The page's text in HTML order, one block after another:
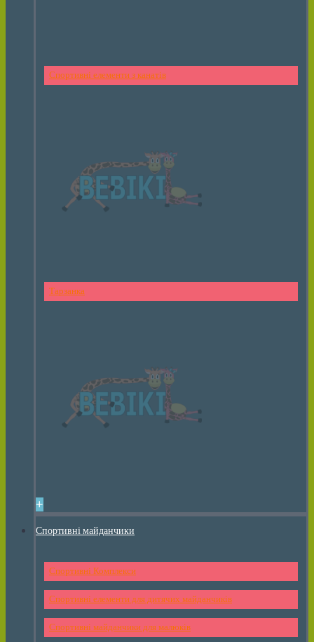
Спортивні елементи з канатів
Тарзанка
+
Спортивні майданчики
Спортивні Комплекси
Спортивні елементи для дитячих майданчиків
Спортивні майданчики для малюків